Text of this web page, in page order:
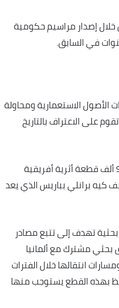
خلال إصدار مراسيم حكومية
في السابق.
الأصول الاستعمارية ومحاولة
على الاعتراف بالتاريخ
وفي إطار تنفيذ هذا التوجه الجديد بدأت السلطات الفرنسية مراجعة أصول ما يقرب من 90 ألف قطعة أثرية أفريقية
كيه برانلي بباريس الذي يعد
تهدف إلى تتبع مصادر
بحثي مشترك مع ألمانيا
ومسارات انتقالها خلال الفترات
بهذه القطع يستوجب منها